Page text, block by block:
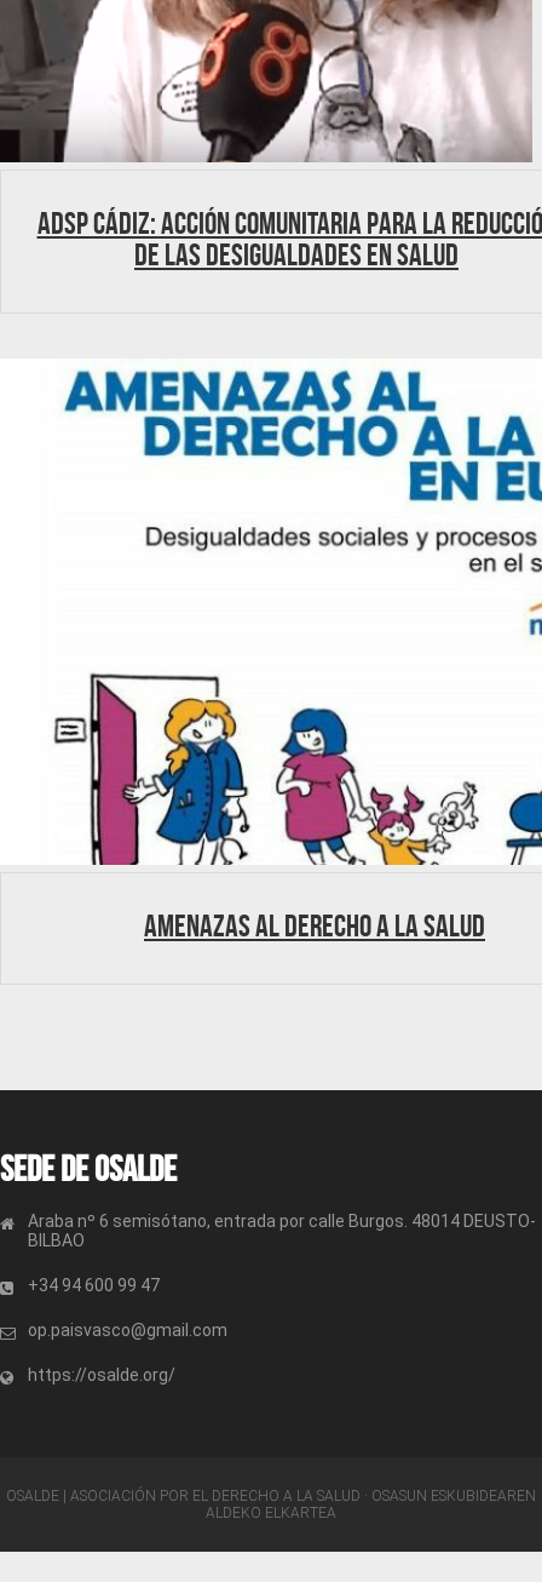
ADSP Cádiz: Acción Comunitaria para la
de las desigualdades en salud
Amenazas al Derecho a la Salud
Sede de OSALDE
Araba nº 6 semisótano, entrada por calle Burgos. 48014 DEUSTO-
BILBAO
+34 94 600 99 47
op.paisvasco@gmail.com
https://osalde.org/
OSALDE | ASOCIACIÓN POR EL DERECHO A LA SALUD · OSASUN ESKUBIDEAREN
ALDEKO ELKARTEA